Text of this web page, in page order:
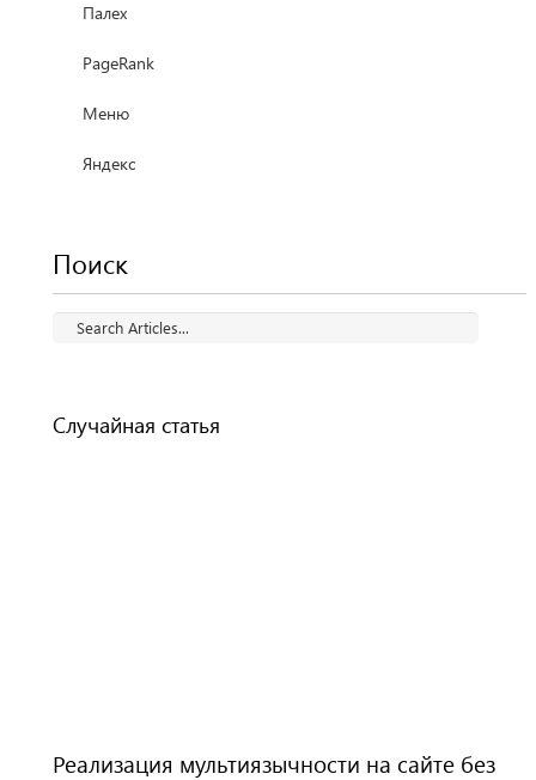
Палех
PageRank
Меню
Яндекс
Поиск
Случайная статья
Реализация мультиязычности на сайте без